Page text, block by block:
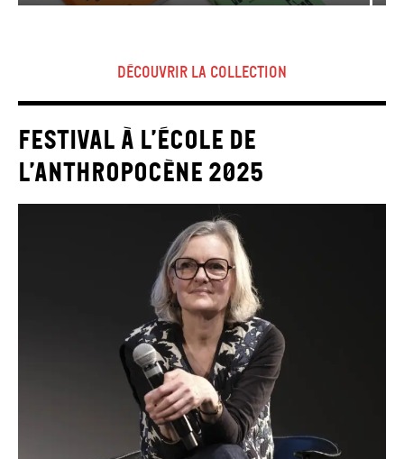
découvrir la collection
Festival À l’école de
l’Anthropocène 2025